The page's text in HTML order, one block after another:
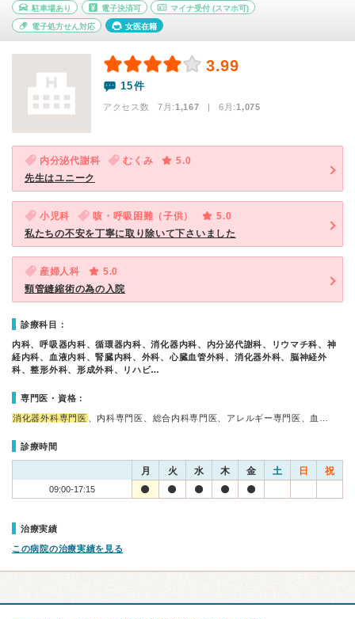
駐車場あり 電子決済可 マイナ受付 (スマホ可)
電子処方せん対応 女医在籍
3.99
15件
アクセス数 7月:1,167 | 6月:1,075
内分泌代謝科 むくみ
5.0
先生はユニーク
小児科 咳・呼吸困難（子供）
5.0
私たちの不安を丁寧に取り除いて下さいました
産婦人科
5.0
頸管縫縮術の為の入院
診療科目：
内科、呼吸器内科、循環器内科、消化器内科、内分泌代謝科、リウマチ科、神
経内科、血液内科、腎臓内科、外科、心臓血管外科、消化器外科、脳神経外
科、整形外科、形成外科、リハビ…
専門医・資格：
消化器外科専門医 、内科専門医、総合内科専門医、アレルギー専門医、血…
診療時間
月 火 水 木 金 土 日 祝
09:00-17:15
治療実績
この病院の治療実績を見る